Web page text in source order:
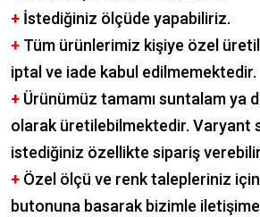
+ İstediğiniz ölçüde yapabiliriz.
+ Tüm ürünlerimiz kişiye özel
iptal ve iade kabul edilmemektedir.
+ Ürünümüz tamamı suntalam ya
olarak üretilebilmektedir. Varyant
istediğiniz özellikte sipariş
+ Özel ölçü ve renk talepleriniz
butonuna basarak bizimle